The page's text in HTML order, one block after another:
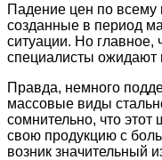
Падение цен по всему
созданные в период
ситуации. Но
специалисты ожидают
Правда, немного
массовые виды
сомнительно, что
свою продукцию с
возник значительный